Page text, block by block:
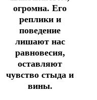
огромна. Его
реплики и
поведение
лишают нас
равновесия,
оставляют
чувство стыда и
вины.